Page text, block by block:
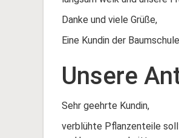
Danke und viele Grüße,
Eine Kundin der
Unsere
Sehr geehrte Kundin,
verblühte Pflanzenteile